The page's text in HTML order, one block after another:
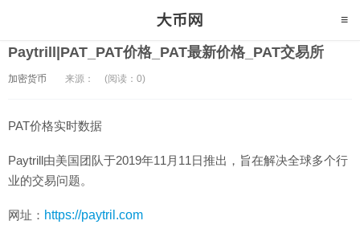
Paytrill|PAT_PAT价格_PAT最新价格_PAT交易所
加密货币 来源： (阅读：0)
PAT价格实时数据
Paytrill由美国团队于2019年11月11日推出，旨在解决全球多个行
业的交易问题。
网址： https://paytril.com